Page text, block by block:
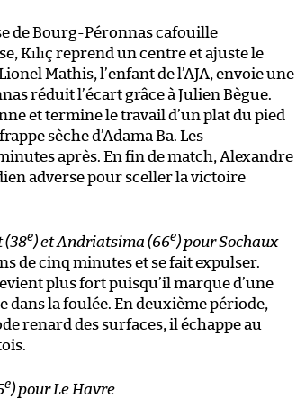
de Bourg-Péronnas cafouille
Kılıç reprend un centre et ajuste le
Mathis, l’enfant de l’AJA, envoie une
réduit l’écart grâce à Julien Bègue.
et termine le travail d’un plat du pied
sèche d’Adama Ba. Les
après. En fin de match, Alexandre
adverse pour sceller la victoire
(38e) et Andriatsima (66e) pour Sochaux
de cinq minutes et se fait expulser.
plus fort puisqu’il marque d’une
dans la foulée. En deuxième période,
renard des surfaces, il échappe au
e) pour Le Havre